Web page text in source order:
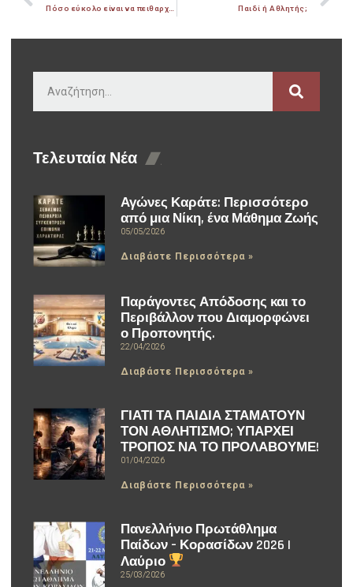
Πόσο εύκολο είναι να πειθαρχήσεις τον εαυτό σου Παιδί ή Αθλητής;
Τελευταία Νέα
Αγώνες Καράτε: Περισσότερο
από μια Νίκη, ένα Μάθημα Ζωής
05/05/2026
Διαβάστε Περισσότερα »
Παράγοντες Απόδοσης και το
Περιβάλλον που Διαμορφώνει
ο Προπονητής.
22/04/2026
Διαβάστε Περισσότερα »
ΓΙΑΤΙ ΤΑ ΠΑΙΔΙΑ ΣΤΑΜΑΤΟΥΝ
ΤΟΝ ΑΘΛΗΤΙΣΜΟ; ΥΠΑΡΧΕΙ
ΤΡΟΠΟΣ ΝΑ ΤΟ ΠΡΟΛΑΒΟΥΜΕ!
01/04/2026
Διαβάστε Περισσότερα »
Πανελλήνιο Πρωτάθλημα
Παίδων – Κορασίδων 2026 |
Λαύριο
25/03/2026